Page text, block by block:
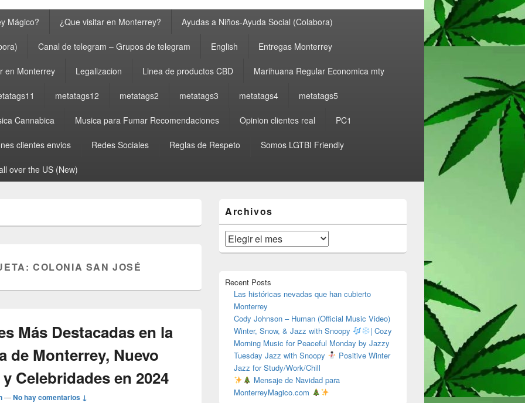
Mágico? ¿Que visitar en Monterrey? Ayudas a Niños-Ayuda Social (Colabora)
Canal de telegram – Grupos de telegram English Entregas Monterrey
en Monterrey Legalizacion Linea de productos CBD Marihuana Regular Economica mty
metatags12 metatags2 metatags3 metatags4 metatags5
Cannabica Musica para Fumar Recomendaciones Opinion clientes real PC1
clientes envios Redes Sociales Reglas de Respeto Somos LGTBI Friendly
over the US (New)
COLONIA SAN JOSÉ
Más Destacadas en la
de Monterrey, Nuevo
Celebridades en 2024
—No hay comentarios ↓
área
de
widget
barra
lateral
Archivos
Archivos
Recent Posts
Las históricas nevadas que han cubierto
Monterrey
Cody Johnson – Human (Official Music Video)
Winter, Snow, & Jazz with Snoopy
| Cozy
Morning Music for Peaceful Monday by Jazzy
Tuesday Jazz with Snoopy
Positive Winter
Jazz for Study/Work/Chill
Mensaje de Navidad para
MonterreyMagico.com